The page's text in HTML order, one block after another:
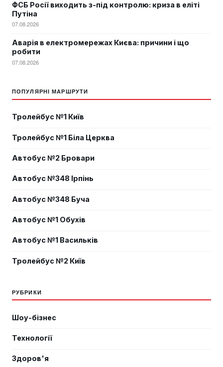
ФСБ Росії виходить з-під контролю: криза в еліті
Путіна
07.08.2026
Аварія в електромережах Києва: причини і що
робити
07.08.2026
ПОПУЛЯРНІ МАРШРУТИ
Тролейбус №1 Київ
Тролейбус №1 Біла Церква
Автобус №2 Бровари
Автобус №348 Ірпінь
Автобус №348 Буча
Автобус №1 Обухів
Автобус №1 Васильків
Тролейбус №2 Київ
РУБРИКИ
Шоу-бізнес
Технології
Здоров'я